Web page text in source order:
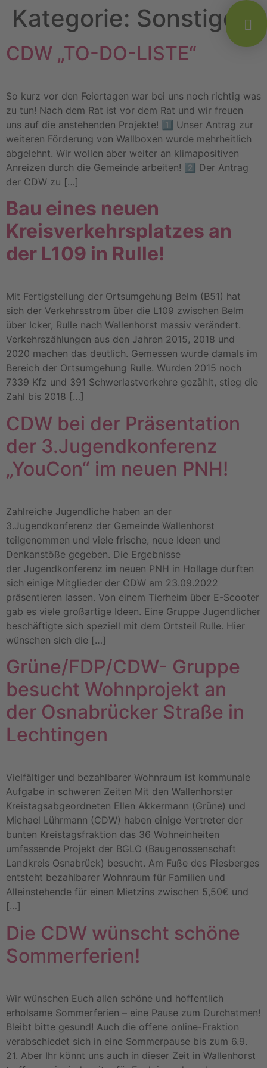
Kategorie: Sonstiges
CDW „TO-DO-LISTE“
So kurz vor den Feiertagen war bei uns noch richtig was
zu tun! Nach dem Rat ist vor dem Rat und wir freuen
uns auf die anstehenden Projekte! 1️⃣ Unser Antrag zur
weiteren Förderung von Wallboxen wurde mehrheitlich
abgelehnt. Wir wollen aber weiter an klimapositiven
Anreizen durch die Gemeinde arbeiten! 2️⃣ Der Antrag
der CDW zu […]
Bau eines neuen
Kreisverkehrsplatzes an
der L109 in Rulle!
Mit Fertigstellung der Ortsumgehung Belm (B51) hat
sich der Verkehrsstrom über die L109 zwischen Belm
über Icker, Rulle nach Wallenhorst massiv verändert.
Verkehrszählungen aus den Jahren 2015, 2018 und
2020 machen das deutlich. Gemessen wurde damals im
Bereich der Ortsumgehung Rulle. Wurden 2015 noch
7339 Kfz und 391 Schwerlastverkehre gezählt, stieg die
Zahl bis 2018 […]
CDW bei der Präsentation
der 3.Jugendkonferenz
„YouCon“ im neuen PNH!
Zahlreiche Jugendliche haben an der
3.Jugendkonferenz der Gemeinde Wallenhorst
teilgenommen und viele frische, neue Ideen und
Denkanstöße gegeben. Die Ergebnisse
der Jugendkonferenz im neuen PNH in Hollage durften
sich einige Mitglieder der CDW am 23.09.2022
präsentieren lassen. Von einem Tierheim über E-Scooter
gab es viele großartige Ideen. Eine Gruppe Jugendlicher
beschäftigte sich speziell mit dem Ortsteil Rulle. Hier
wünschen sich die […]
Grüne/FDP/CDW- Gruppe
besucht Wohnprojekt an
der Osnabrücker Straße in
Lechtingen
Vielfältiger und bezahlbarer Wohnraum ist kommunale
Aufgabe in schweren Zeiten Mit den Wallenhorster
Kreistagsabgeordneten Ellen Akkermann (Grüne) und
Michael Lührmann (CDW) haben einige Vertreter der
bunten Kreistagsfraktion das 36 Wohneinheiten
umfassende Projekt der BGLO (Baugenossenschaft
Landkreis Osnabrück) besucht. Am Fuße des Piesberges
entsteht bezahlbarer Wohnraum für Familien und
Alleinstehende für einen Mietzins zwischen 5,50€ und
[…]
Die CDW wünscht schöne
Sommerferien!
Wir wünschen Euch allen schöne und hoffentlich
erholsame Sommerferien – eine Pause zum Durchatmen!
Bleibt bitte gesund! Auch die offene online-Fraktion
verabschiedet sich in eine Sommerpause bis zum 6.9.
21. Aber Ihr könnt uns auch in dieser Zeit in Wallenhorst